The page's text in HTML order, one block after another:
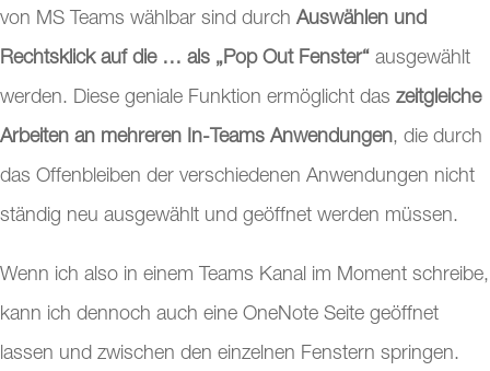
von MS Teams wählbar sind durch Auswählen und
Rechtsklick auf die … als „Pop Out Fenster“ ausgewählt
werden. Diese geniale Funktion ermöglicht das zeitgleiche
Arbeiten an mehreren In-Teams Anwendungen, die durch
das Offenbleiben der verschiedenen Anwendungen nicht
ständig neu ausgewählt und geöffnet werden müssen.
Wenn ich also in einem Teams Kanal im Moment schreibe,
kann ich dennoch auch eine OneNote Seite geöffnet
lassen und zwischen den einzelnen Fenstern springen.